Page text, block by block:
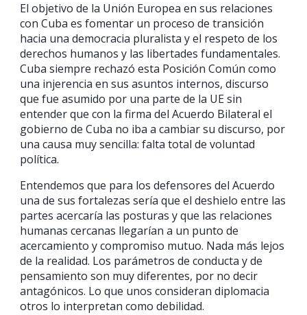
El objetivo de la Unión Europea en sus relaciones
con Cuba es fomentar un proceso de transición
hacia una democracia pluralista y el respeto de los
derechos humanos y las libertades fundamentales.
Cuba siempre rechazó esta Posición Común como
una injerencia en sus asuntos internos, discurso
que fue asumido por una parte de la UE sin
entender que con la firma del Acuerdo Bilateral el
gobierno de Cuba no iba a cambiar su discurso, por
una causa muy sencilla: falta total de voluntad
política.
Entendemos que para los defensores del Acuerdo
una de sus fortalezas sería que el deshielo entre las
partes acercaría las posturas y que las relaciones
humanas cercanas llegarían a un punto de
acercamiento y compromiso mutuo. Nada más lejos
de la realidad. Los parámetros de conducta y de
pensamiento son muy diferentes, por no decir
antagónicos. Lo que unos consideran diplomacia
otros lo interpretan como debilidad.